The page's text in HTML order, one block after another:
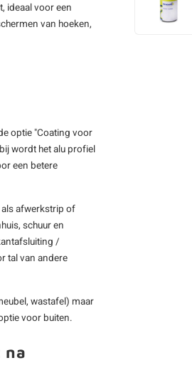
ideaal voor een
van hoeken,
optie "Coating voor
wordt het alu profiel
een betere
afwerkstrip of
schuur en
/
tal van andere
wastafel) maar
voor buiten.
na